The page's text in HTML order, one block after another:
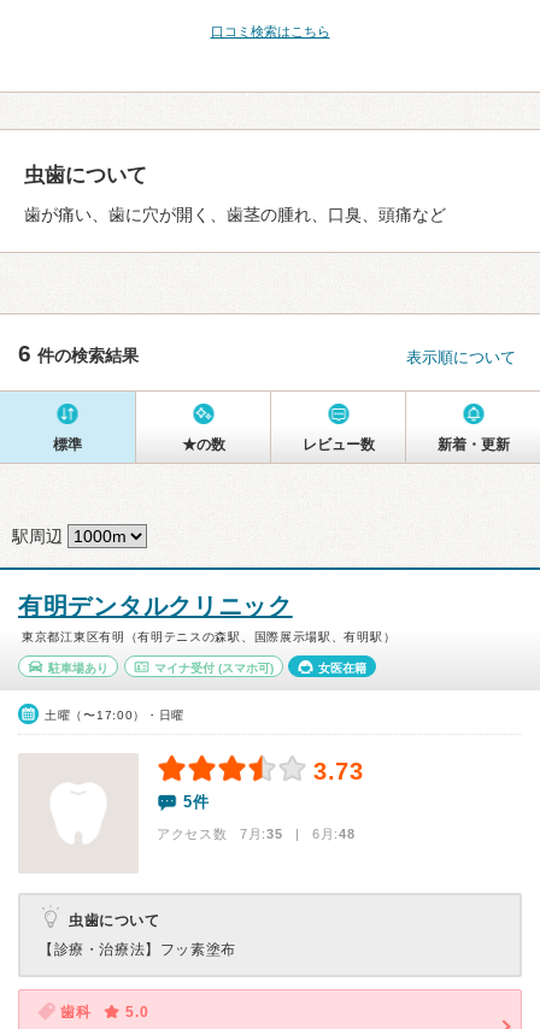
口コミ検索はこちら
虫歯について
歯が痛い、歯に穴が開く、歯茎の腫れ、口臭、頭痛など
6 件の検索結果 表示順について
標準 ★の数 レビュー数 新着・更新
駅周辺
有明デンタルクリニック
東京都江東区有明（有明テニスの森駅、国際展示場駅、有明駅）
駐車場あり マイナ受付(スマホ可) 女医在籍
土曜（〜17:00）・日曜
3.73
5件
アクセス数 7月:35 | 6月:48
虫歯について
【診療・治療法】 フッ素塗布
歯科
5.0